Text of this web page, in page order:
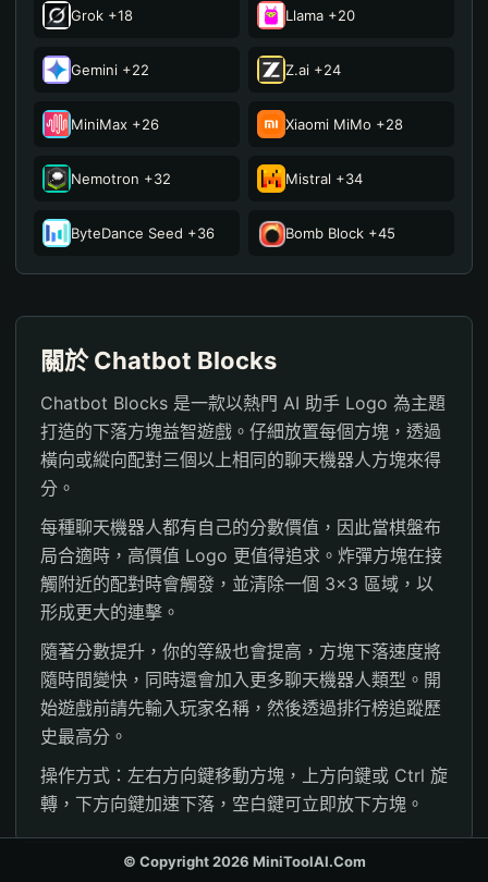
16 Perth
17 のらねこ
18 Triplea 2,033
19 のらねこ
20 のらねこ
Grok +18 Llama +20
Gemini +22 Z.ai +24
MiniMax +26 Xiaomi MiMo +28
Nemotron +32 Mistral +34
ByteDance Seed +36 Bomb Block +45
關於 Chatbot Blocks
Chatbot Blocks 是一款以熱門 AI 助手 Logo 為主題
打造的下落方塊益智遊戲。仔細放置每個方塊，透過
橫向或縱向配對三個以上相同的聊天機器人方塊來得
分。
每種聊天機器人都有自己的分數價值，因此當棋盤布
局合適時，高價值 Logo 更值得追求。炸彈方塊在接
觸附近的配對時會觸發，並清除一個 3×3 區域，以
形成更大的連擊。
隨著分數提升，你的等級也會提高，方塊下落速度將
隨時間變快，同時還會加入更多聊天機器人類型。開
始遊戲前請先輸入玩家名稱，然後透過排行榜追蹤歷
史最高分。
操作方式：左右方向鍵移動方塊，上方向鍵或 Ctrl 旋
轉，下方向鍵加速下落，空白鍵可立即放下方塊。
© Copyright 2026 MiniToolAI.Com